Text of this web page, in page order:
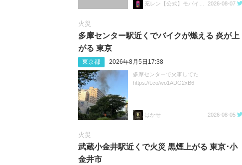
2026-08-07
火災
多摩センター駅近くでバイクが燃える 炎が上
がる 東京
東京都 2026年8月5日17:38
多摩センターで火事してた
https://t.co/wo1ADG2xB6
はかせ 2026-08-05
火災
武蔵小金井駅近くで火災 黒煙上がる 東京･小
金井市